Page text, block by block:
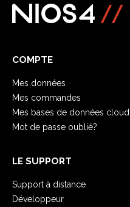
COMPTE
Mes données
Mes commandes
Mes bases de données cloud
Mot de passe oublié?
LE SUPPORT
Support à distance
Développeur